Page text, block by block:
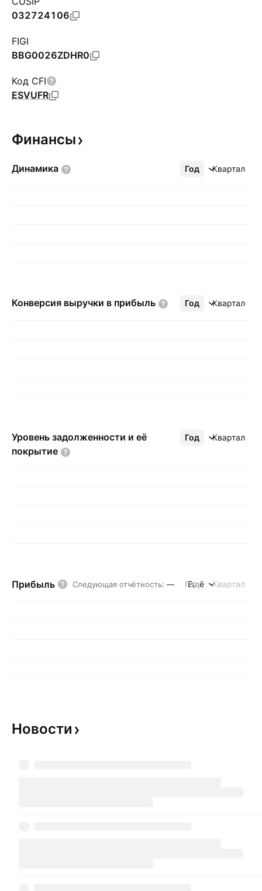
032724106
FIGI
BBG0026ZDHR0
Код CFI
ESVUFR
Финансы
Динамика Год Квартал
Ещё
Конверсия выручки в прибыль Год Квартал
Ещё
Уровень задолженности и её
покрытие
Год Квартал
Ещё
Прибыль Следующая отчётность: — Год Квартал
Ещё
Новости